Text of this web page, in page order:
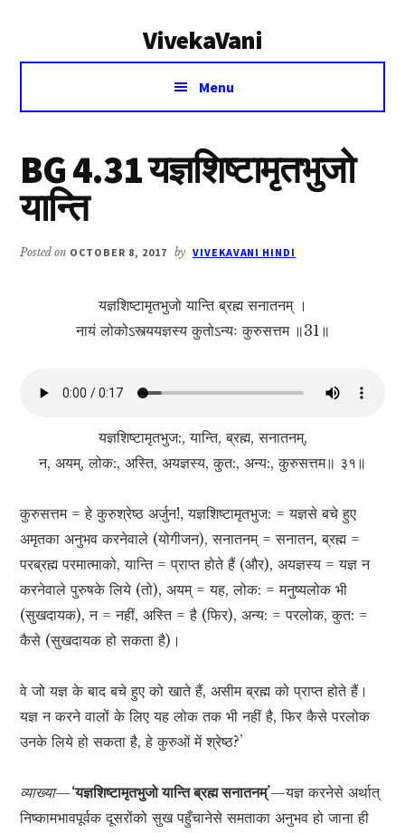
VivekaVani
Voice
Vivekananda
Menu
BG 4.31 यज्ञशिष्टामृतभुजो
यान्ति
Posted on OCTOBER 8, 2017 by VIVEKAVANI HINDI
यज्ञशिष्टामृतभुजो यान्ति ब्रह्म सनातनम् ।
नायं लोकोऽस्त्ययज्ञस्य कुतोऽन्यः कुरुसत्तम ॥31॥
यज्ञशिष्टामृतभुज:, यान्ति, ब्रह्म, सनातनम्,
न, अयम्, लोक:, अस्ति, अयज्ञस्य, कुत:, अन्य:, कुरुसत्तम॥ ३१॥
कुरुसत्तम = हे कुरुश्रेष्ठ अर्जुन!, यज्ञशिष्टामृतभुज: = यज्ञसे बचे हुए
अमृतका अनुभव करनेवाले (योगीजन), सनातनम् = सनातन, ब्रह्म =
परब्रह्म परमात्माको, यान्ति = प्राप्त होते हैं (और), अयज्ञस्य = यज्ञ न
करनेवाले पुरुषके लिये (तो), अयम् = यह, लोक: = मनुष्यलोक भी
(सुखदायक), न = नहीं, अस्ति = है (फिर), अन्य: = परलोक, कुत: =
कैसे (सुखदायक हो सकता है)।
वे जो यज्ञ के बाद बचे हुए को खाते हैं, असीम ब्रह्म को प्राप्त होते हैं।
यज्ञ न करने वालों के लिए यह लोक तक भी नहीं है, फिर कैसे परलोक
उनके लिये हो सकता है, हे कुरुओं में श्रेष्ठ?’
व्याख्या—‘यज्ञशिष्टामृतभुजो यान्ति ब्रह्म सनातनम्’—यज्ञ करनेसे अर्थात्
निष्कामभावपूर्वक दूसरोंको सुख पहुँचानेसे समताका अनुभव हो जाना ही